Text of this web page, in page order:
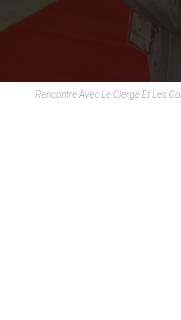
Rencontre Avec Le Clergé Et Les